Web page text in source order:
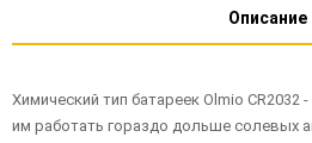
Описание
Химический тип батареек Olmio
им работать гораздо дольше солевых